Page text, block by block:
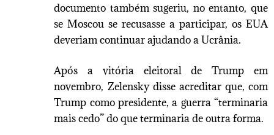
documento também sugeriu, no entanto, que
se Moscou se recusasse a participar, os EUA
deveriam continuar ajudando a Ucrânia.
Após a vitória eleitoral de Trump em
novembro, Zelensky disse acreditar que, com
Trump como presidente, a guerra “terminaria
mais cedo” do que terminaria de outra forma.